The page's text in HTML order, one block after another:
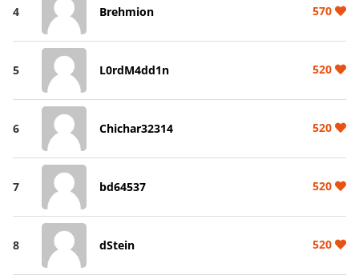
4 Brehmion 570
5 L0rdM4dd1n 520
6 Chichar32314 520
7 bd64537 520
8 dStein 520